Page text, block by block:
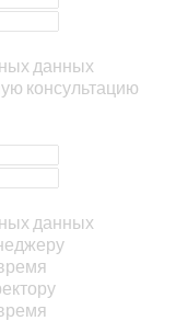
данных
консультацию
данных